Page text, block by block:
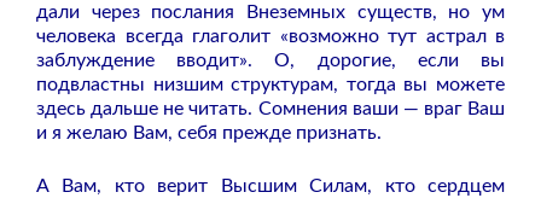
дали через послания Внеземных существ, но ум
человека всегда глаголит «возможно тут астрал в
заблуждение вводит». О, дорогие, если вы
подвластны низшим структурам, тогда вы можете
здесь дальше не читать. Сомнения ваши — враг Ваш
и я желаю Вам, себя прежде признать.
А Вам, кто верит Высшим Силам, кто сердцем